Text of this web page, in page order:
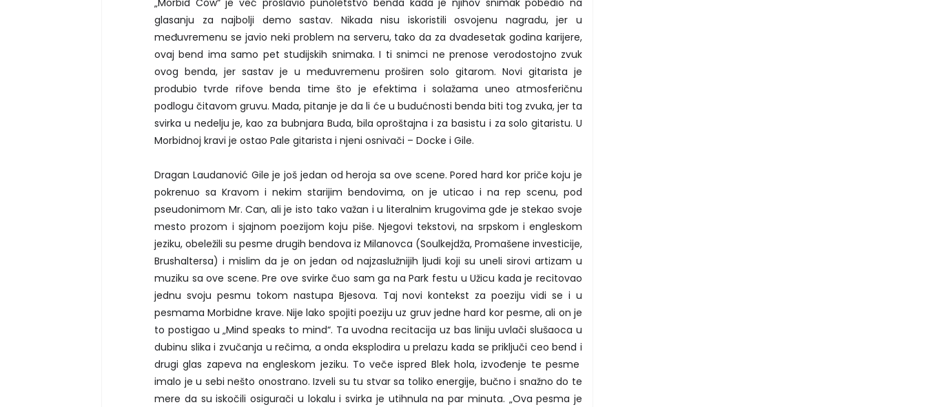
„Morbid Cow“ je već proslavio punoletstvo benda kada je njihov snimak pobedio na
glasanju za najbolji demo sastav. Nikada nisu iskoristili osvojenu nagradu, jer u
međuvremenu se javio neki problem na serveru, tako da za dvadesetak godina karijere,
ovaj bend ima samo pet studijskih snimaka. I ti snimci ne prenose verodostojno zvuk
ovog benda, jer sastav je u međuvremenu proširen solo gitarom. Novi gitarista je
produbio tvrde rifove benda time što je efektima i solažama uneo atmosferičnu
podlogu čitavom gruvu. Mada, pitanje je da li će u budućnosti benda biti tog zvuka, jer ta
svirka u nedelju je, kao za bubnjara Buda, bila oproštajna i za basistu i za solo gitaristu. U
Morbidnoj kravi je ostao Pale gitarista i njeni osnivači – Docke i Gile.
Dragan Laudanović Gile je još jedan od heroja sa ove scene. Pored hard kor priče koju je
pokrenuo sa Kravom i nekim starijim bendovima, on je uticao i na rep scenu, pod
pseudonimom Mr. Can, ali je isto tako važan i u literalnim krugovima gde je stekao svoje
mesto prozom i sjajnom poezijom koju piše. Njegovi tekstovi, na srpskom i engleskom
jeziku, obeležili su pesme drugih bendova iz Milanovca (Soulkejdža, Promašene investicije,
Brushaltersa) i mislim da je on jedan od najzaslužnijih ljudi koji su uneli sirovi artizam u
muziku sa ove scene. Pre ove svirke čuo sam ga na Park festu u Užicu kada je recitovao
jednu svoju pesmu tokom nastupa Bjesova. Taj novi kontekst za poeziju vidi se i u
pesmama Morbidne krave. Nije lako spojiti poeziju uz gruv jedne hard kor pesme, ali on je
to postigao u „Mind speaks to mind“. Ta uvodna recitacija uz bas liniju uvlači slušaoca u
dubinu slika i zvučanja u rečima, a onda eksplodira u prelazu kada se priključi ceo bend i
drugi glas zapeva na engleskom jeziku. To veče ispred Blek hola, izvođenje te pesme
imalo je u sebi nešto onostrano. Izveli su tu stvar sa toliko energije, bučno i snažno do te
mere da su iskočili osigurači u lokalu i svirka je utihnula na par minuta. „Ova pesma je